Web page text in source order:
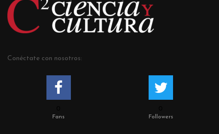
Conéctate con nosotros:
Fans Followers